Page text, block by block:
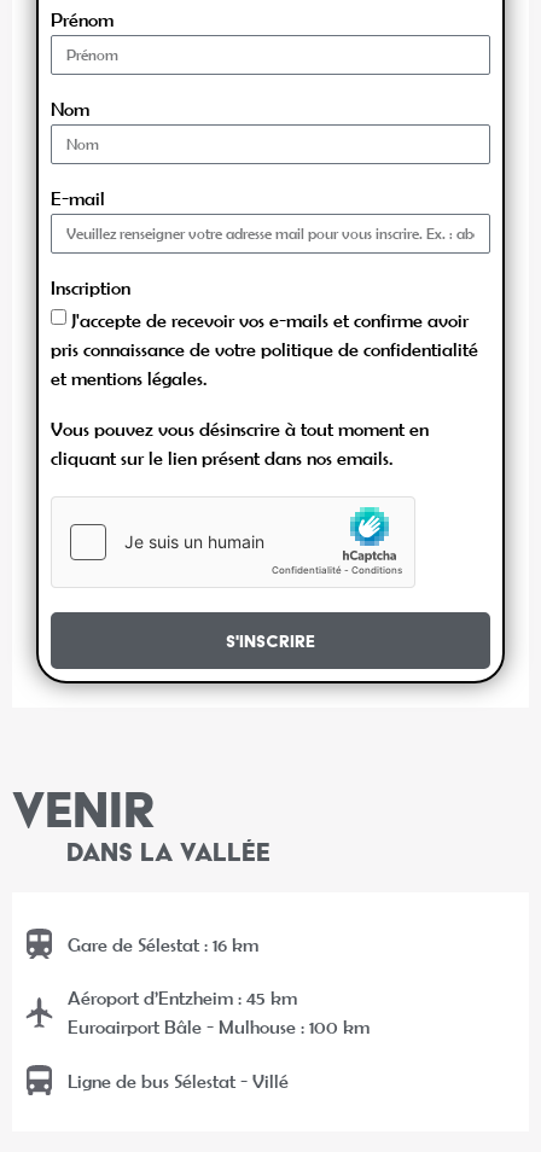
Prénom
Nom
E-mail
Inscription
J'accepte de recevoir vos e-mails et confirme avoir
pris connaissance de votre politique de confidentialité
et mentions légales.
Vous pouvez vous désinscrire à tout moment en
cliquant sur le lien présent dans nos emails.
S'inscrire
VENIR
DANS LA VALLÉE
Gare de Sélestat : 16 km
Aéroport d’Entzheim : 45 km
Euroairport Bâle - Mulhouse : 100 km
Ligne de bus Sélestat - Villé